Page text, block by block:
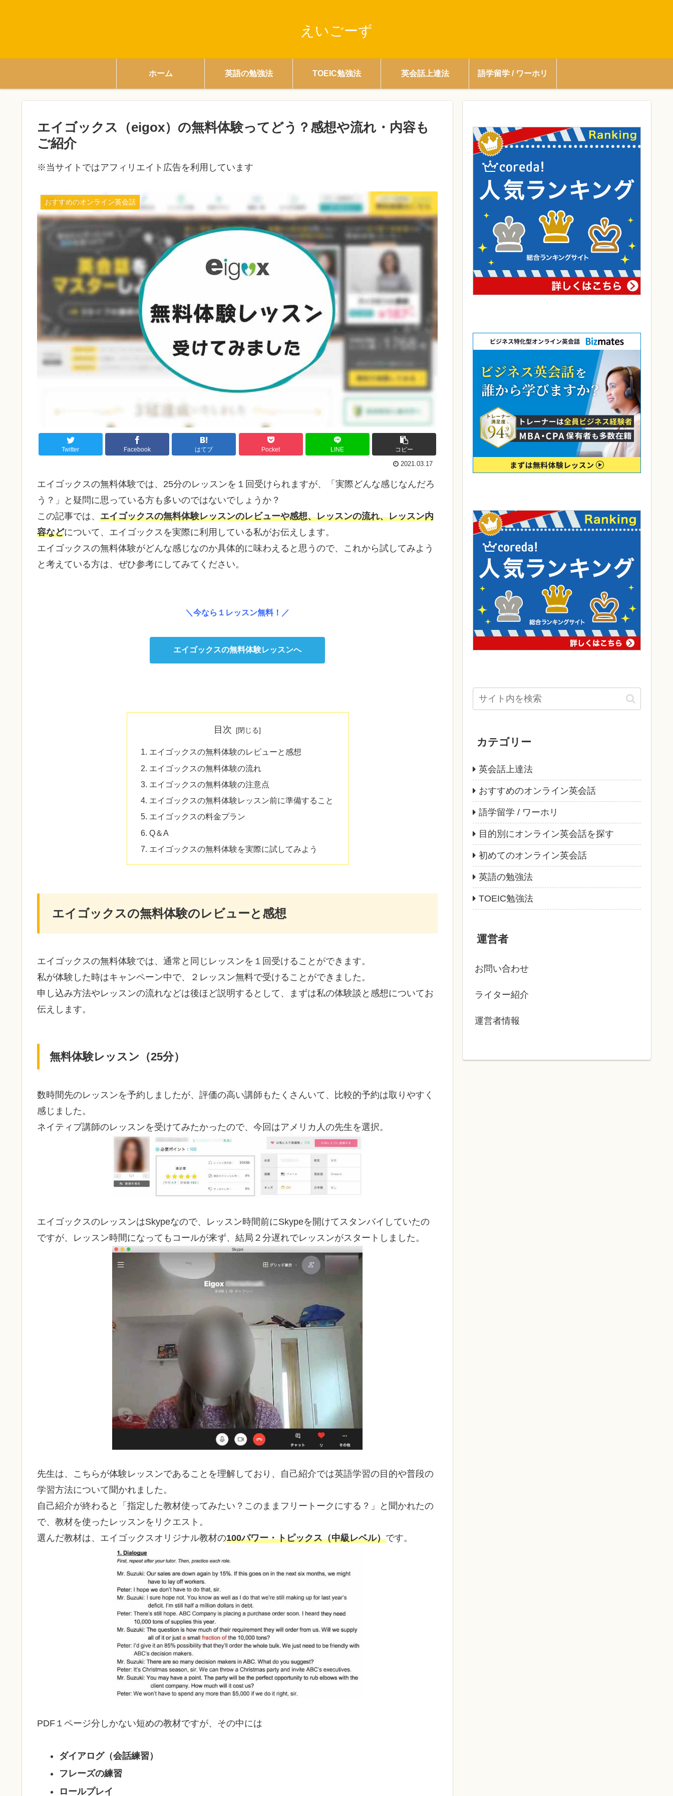
えいごーず
ホーム 英語の勉強法 TOEIC勉強法 英会話上達法 語学留学 / ワーホリ
エイゴックス（eigox）の無料体験ってどう？感想や流れ・内容も
ご紹介
※当サイトではアフィリエイト広告を利用しています
おすすめのオンライン英会話
Twitter Facebook はてブ Pocket LINE コピー
2021.03.17
エイゴックスの無料体験では、25分のレッスンを１回受けられますが、「実際どんな感じなんだろ
う？」と疑問に思っている方も多いのではないでしょうか？
この記事では、 エイゴックスの無料体験レッスンのレビューや感想、レッスンの流れ、レッスン内
容などについて、エイゴックスを実際に利用している私がお伝えします。
エイゴックスの無料体験がどんな感じなのか具体的に味わえると思うので、これから試してみよう
と考えている方は、ぜひ参考にしてみてください。
＼今なら１レッスン無料！ ／
エイゴックスの無料体験レッスンへ
目次
エイゴックスの無料体験のレビューと感想
エイゴックスの無料体験の流れ
エイゴックスの無料体験の注意点
エイゴックスの無料体験レッスン前に準備すること
エイゴックスの料金プラン
Q＆A
エイゴックスの無料体験を実際に試してみよう
エイゴックスの無料体験のレビューと感想
エイゴックスの無料体験では、通常と同じレッスンを１回受けることができます。
私が体験した時はキャンペーン中で、２レッスン無料で受けることができました。
申し込み方法やレッスンの流れなどは後ほど説明するとして、まずは私の体験談と感想についてお
伝えします。
無料体験レッスン（25分）
数時間先のレッスンを予約しましたが、評価の高い講師もたくさんいて、比較的予約は取りやすく
感じました。
ネイティブ講師のレッスンを受けてみたかったので、今回はアメリカ人の先生を選択。
エイゴックスのレッスンはSkypeなので、レッスン時間前にSkypeを開けてスタンバイしていたの
ですが、レッスン時間になってもコールが来ず、結局２分遅れでレッスンがスタートしました。
先生は、こちらが体験レッスンであることを理解しており、自己紹介では英語学習の目的や普段の
学習方法について聞かれました。
自己紹介が終わると「指定した教材使ってみたい？このままフリートークにする？」と聞かれたの
で、教材を使ったレッスンをリクエスト。
選んだ教材は、エイゴックスオリジナル教材の100パワー・トピックス（中級レベル）です。
PDF１ページ分しかない短めの教材ですが、その中には
ダイアログ（会話練習）
フレーズの練習
ロールプレイ
カテゴリー
英会話上達法
おすすめのオンライン英会話
語学留学 / ワーホリ
目的別にオンライン英会話を探す
初めてのオンライン英会話
英語の勉強法
TOEIC勉強法
運営者
お問い合わせ
ライター紹介
運営者情報